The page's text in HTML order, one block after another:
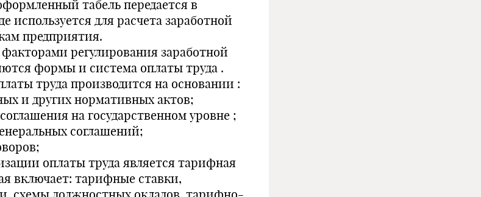
табель передается в
используется для расчета заработной
предприятия.
регулирования заработной
формы и система оплаты труда .
труда производится на основании :
и других нормативных актов;
на государственном уровне ;
соглашений;
оплаты труда является тарифная
включает: тарифные ставки,